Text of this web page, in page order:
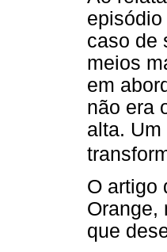
caso de
meios
em
não era
alta.
O artigo
Orange,
que